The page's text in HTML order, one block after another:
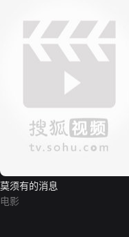
莫须有的消息
电影